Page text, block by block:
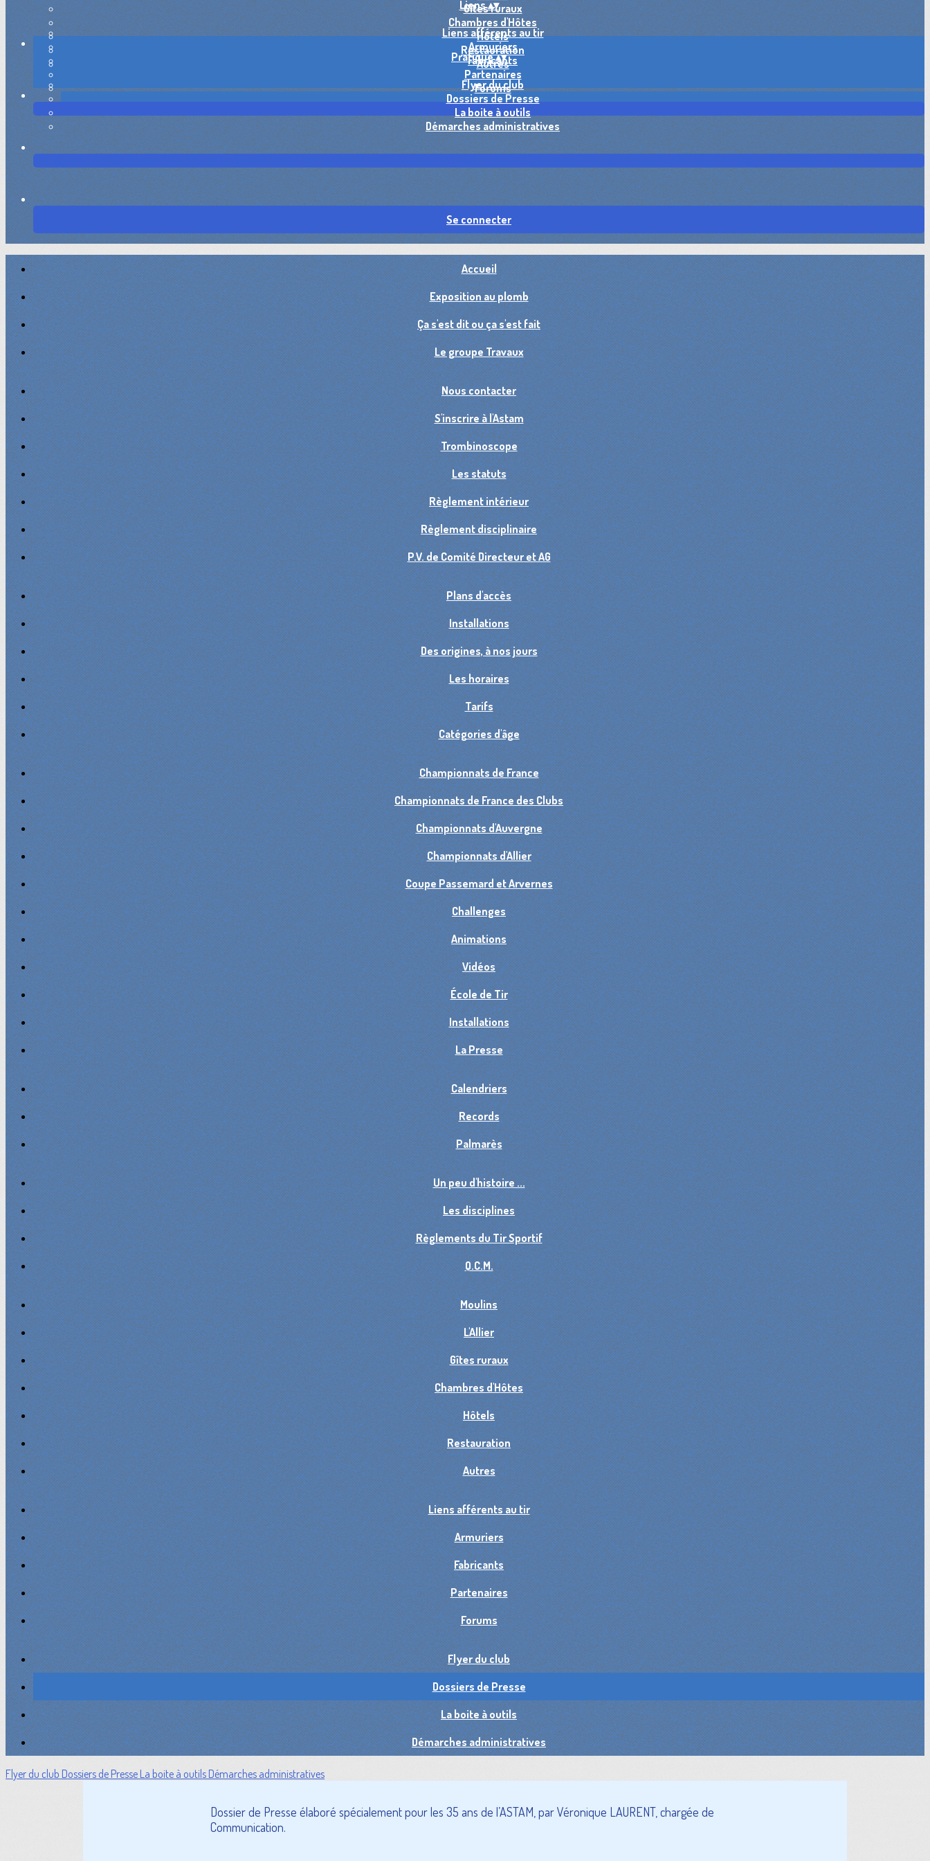
Gîtes ruraux
Chambres d'Hôtes
Hôtels
Restauration
Autres
Liens▴▾
Liens afférents au tir
Armuriers
Fabricants
Partenaires
Forums
Pratique▴▾
Flyer du club
Dossiers de Presse
La boite à outils
Démarches administratives
Se connecter
Accueil
Exposition au plomb
Ça s'est dit ou ça s'est fait
Le groupe Travaux
Nous contacter
S'inscrire à l'Astam
Trombinoscope
Les statuts
Règlement intérieur
Règlement disciplinaire
P.V. de Comité Directeur et AG
Plans d'accès
Installations
Des origines, à nos jours
Les horaires
Tarifs
Catégories d'âge
Championnats de France
Championnats de France des Clubs
Championnats d'Auvergne
Championnats d'Allier
Coupe Passemard et Arvernes
Challenges
Animations
Vidéos
École de Tir
Installations
La Presse
Calendriers
Records
Palmarès
Un peu d'histoire ...
Les disciplines
Règlements du Tir Sportif
Q.C.M.
Moulins
L'Allier
Gîtes ruraux
Chambres d'Hôtes
Hôtels
Restauration
Autres
Liens afférents au tir
Armuriers
Fabricants
Partenaires
Forums
Flyer du club
Dossiers de Presse
La boite à outils
Démarches administratives
Flyer du club Dossiers de Presse La boite à outilsDémarches administratives
Dossier de Presse élaboré spécialement pour les 35 ans de l’ASTAM, par Véronique LAURENT, chargée de
Communication.